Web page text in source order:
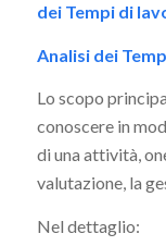
dei Tempi di
Analisi dei
Lo scopo
conoscere in
di una attività,
valutazione, la
Nel dettaglio: